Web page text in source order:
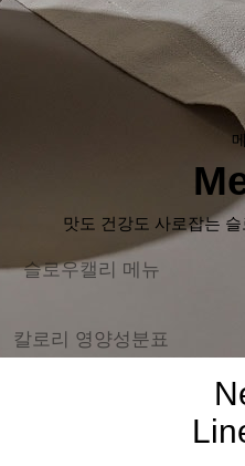
맛도 건강도 사로잡는
슬로우캘리 메뉴
칼로리 영양성분표